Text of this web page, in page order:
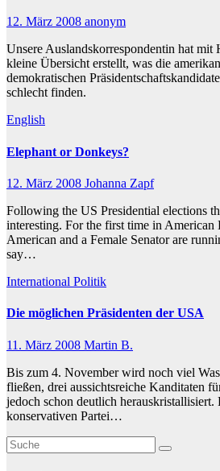
12. März 2008 anonym
Unsere Auslandskorrespondentin hat
kleine Übersicht erstellt, was die
demokratischen
schlecht finden.
English
Elephant or Donkeys?
12. März 2008 Johanna Zapf
Following the US Presidential elections
interesting. For the first time in American
American and a Female Senator are
say…
International Politik
Die möglichen Präsidenten der USA
11. März 2008 Martin B.
Bis zum 4. November wird noch viel
fließen, drei aussichtsreiche Kanditaten
jedoch schon deutlich
konservativen Partei…